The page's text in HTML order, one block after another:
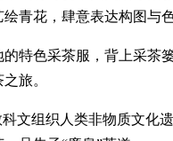
青花，肆意表达构图与
特色采茶服，背上采茶
旅。
文组织人类非物质文化